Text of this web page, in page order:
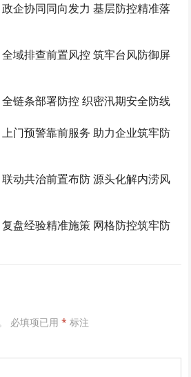
企协同同向发力 基层防控精准落
域排查前置风控 筑牢台风防御屏
链条部署防控 织密汛期安全防线
门预警靠前服务 助力企业筑牢防
动共治前置布防 源头化解内涝风
盘经验精准施策 网格防控筑牢防
必填项已用* 标注